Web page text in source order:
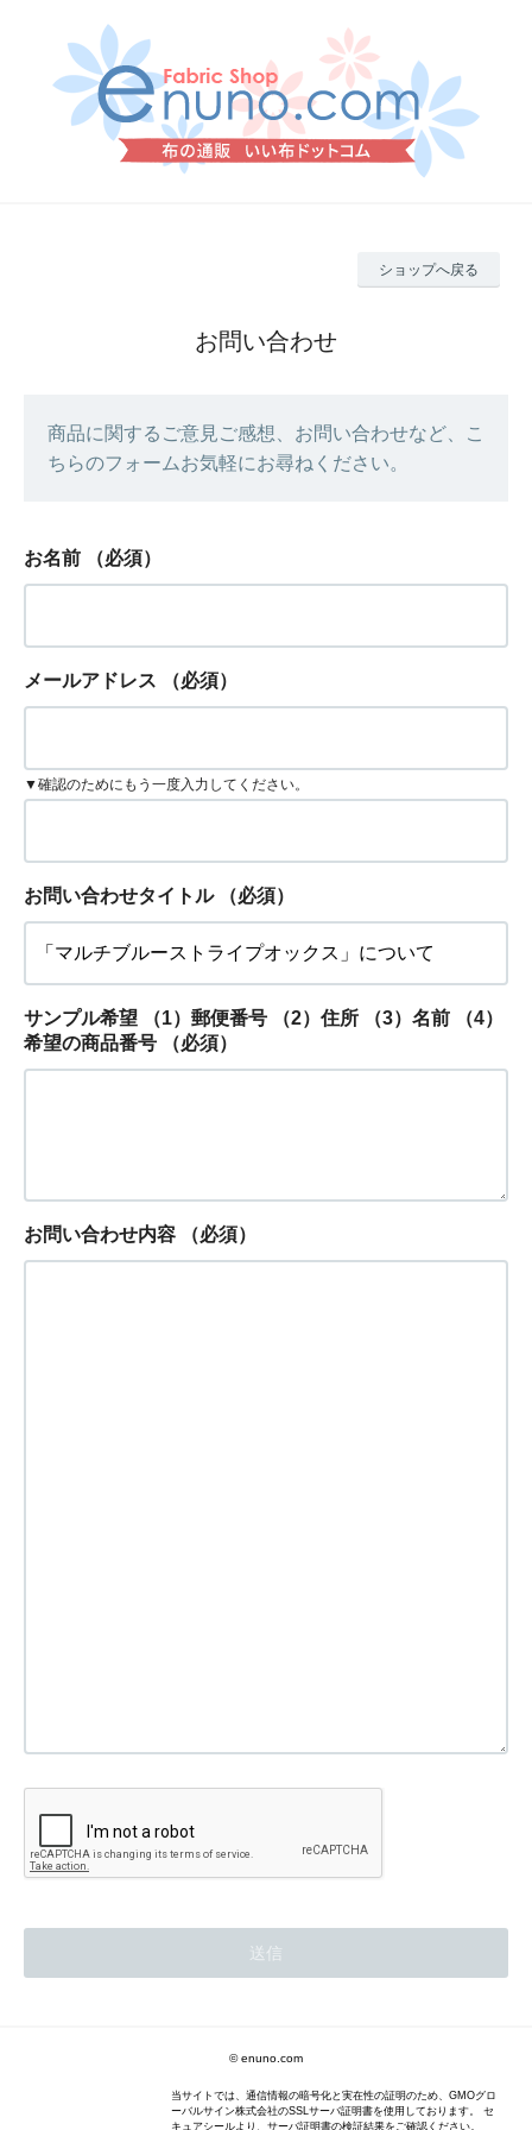
ショップへ戻る
お問い合わせ
商品に関するご意見ご感想、お問い合わせなど、こ
ちらのフォームお気軽にお尋ねください。
お名前 （必須）
メールアドレス （必須）
▼確認のためにもう一度入力してください。
お問い合わせタイトル （必須）
サンプル希望 （1）郵便番号 （2）住所 （3）名前 （4）
希望の商品番号
（必須）
お問い合わせ内容 （必須）
© enuno.com
当サイトでは、通信情報の暗号化と実在性の証明のため、GMOグロ
ーバルサイン株式会社のSSLサーバ証明書を使用しております。 セ
キュアシールより、サーバ証明書の検証結果をご確認ください。